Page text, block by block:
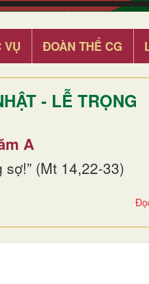
VỤ ĐOÀN THỂ CG
- LỄ TRỌNG
A
(Mt 14,22-33)